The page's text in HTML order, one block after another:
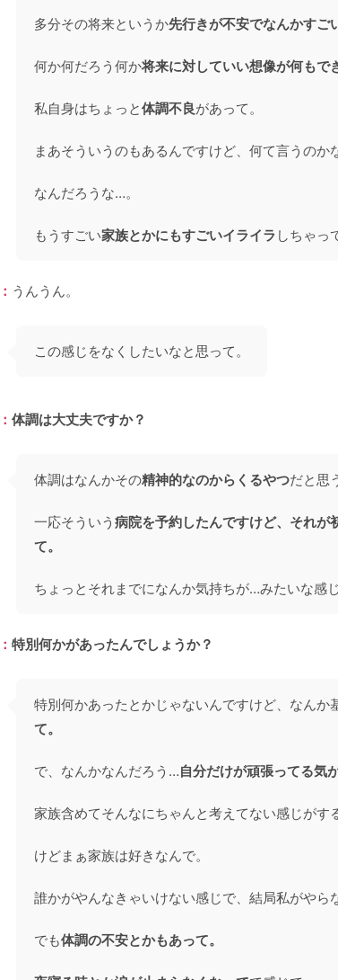
多分その将来というか先行きが不安でなんかすご
何か何だろう何か将来に対していい想像が何もで
私自身はちょっと体調不良があって。
まあそういうのもあるんですけど、何て言うのか
なんだろうな…。
もうすごい家族とかにもすごいイライラ しちゃっ
うんうん。
この感じをなくしたいなと思って。
体調は大丈夫ですか？
体調はなんかその精神的なのからくるやつだと思
一応そういう 病院を予約したんですけど、それが
て。
ちょっとそれまでになんか気持ちが…みたいな感
特別何かがあったんでしょうか？
特別何かあったとかじゃないんですけど、なんか
て。
で、なんかなんだろう…自分だけが頑張ってる気
家族含めてそんなにちゃんと考えてない感じがす
けどまぁ家族は好きなんで。
誰かがやんなきゃいけない感じで、結局私がや
でも体調の不安とかもあって。